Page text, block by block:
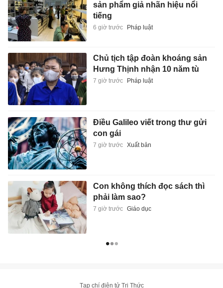
sản phẩm giả nhãn hiệu nổi
tiếng
6 giờ trước Pháp luật
Chủ tịch tập đoàn khoáng sản
Hưng Thịnh nhận 10 năm tù
7 giờ trước Pháp luật
Điều Galileo viết trong thư gửi
con gái
7 giờ trước Xuất bản
Con không thích đọc sách thì
phải làm sao?
7 giờ trước Giáo dục
Tạp chí điện tử Tri Thức